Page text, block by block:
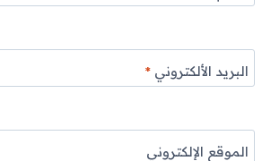
البريد الألكتروني*
الموقع الإلكتروني